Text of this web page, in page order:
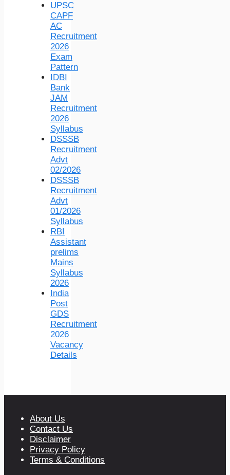
UPSC
CAPF
AC
Recruitment
2026
Exam
Pattern
IDBI
Bank
JAM
Recruitment
2026
Syllabus
DSSSB
Recruitment
Advt
02/2026
DSSSB
Recruitment
Advt
01/2026
Syllabus
RBI
Assistant
prelims
Mains
Syllabus
2026
India
Post
GDS
Recruitment
2026
Vacancy
Details
About Us
Contact Us
Disclaimer
Privacy Policy
Terms & Conditions